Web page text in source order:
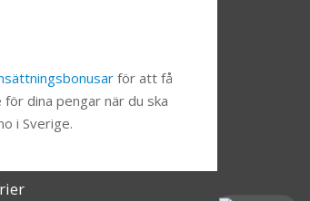
för att få
dina pengar när du ska
i Sverige.